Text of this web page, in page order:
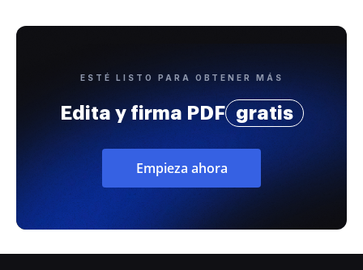
ESTÉ LISTO PARA OBTENER MÁS
Edita y firma PDF gratis
Empieza ahora